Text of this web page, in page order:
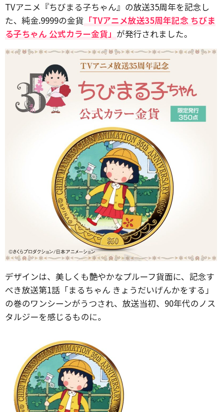
TVアニメ『ちびまる子ちゃん』の放送35周年を記念し
た、純金.9999の金貨 「TVアニメ放送35周年記念 ちびま
る子ちゃん 公式カラー金貨」 が発行されました。
デザインは、美しくも艶やかなプルーフ貨面に、記念す
べき放送第1話「まるちゃん きょうだいげんかをする」
の巻のワンシーンがうつされ、放送当初、90年代のノス
タルジーを感じるものに。